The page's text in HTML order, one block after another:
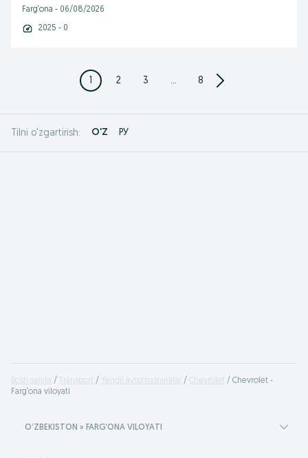
Farg‘ona - 06/08/2026
2025 - 0
1 2 3 ... 8
Tilni o'zgartirish: O'Z РУ
Bosh sahifa Transport Yengil avtomashinalar Chevrolet
Chevrolet -
Farg‘ona viloyati
OʻZBEKISTON » FARG‘ONA VILOYATI